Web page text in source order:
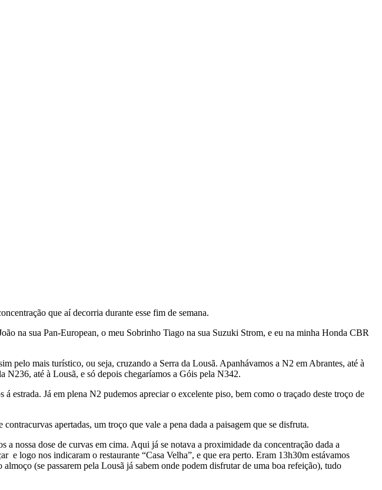
que aí decorria durante esse fim de semana.
na sua Pan-European, o meu Sobrinho Tiago na sua Suzuki Strom, e eu na minha Honda CBR
pelo mais turístico, ou seja, cruzando a Serra da Lousã. Apanhávamos a N2 em Abrantes, até à
N236, até à Lousã, e só depois chegaríamos a Góis pela N342.
estrada. Já em plena N2 pudemos apreciar o excelente piso, bem como o traçado deste troço de
apertadas, um troço que vale a pena dada a paisagem que se disfruta.
nossa dose de curvas em cima. Aqui já se notava a proximidade da concentração dada a
e logo nos indicaram o restaurante “Casa Velha”, e que era perto. Eram 13h30m estávamos
(se passarem pela Lousã já sabem onde podem disfrutar de uma boa refeição), tudo